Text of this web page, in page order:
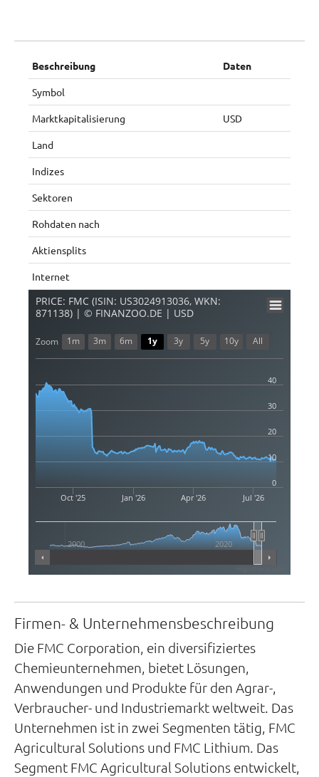
Beschreibung Daten
Symbol
Marktkapitalisierung USD
Land
Indizes
Sektoren
Rohdaten nach
Aktiensplits
Internet
PRICE: FMC (ISIN: US3024913036, WKN:
871138) | © FINANZOO.DE | USD
Oct '25 Jan '26 Apr '26 Jul '26
2000 2020
10
20
30
40
0
Zoom 1m 3m 6m 1y 3y 5y 10y All
Firmen- & Unternehmensbeschreibung
Die FMC Corporation, ein diversifiziertes
Chemieunternehmen, bietet Lösungen,
Anwendungen und Produkte für den Agrar-,
Verbraucher- und Industriemarkt weltweit. Das
Unternehmen ist in zwei Segmenten tätig, FMC
Agricultural Solutions und FMC Lithium. Das
Segment FMC Agricultural Solutions entwickelt,